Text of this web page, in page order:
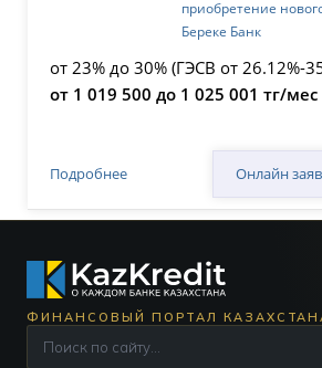
приобретение
Береке Банк
от 23% до 30% (ГЭСВ от 26.12%-
от 1 019 500 до 1 025 001 тг/мес
Подробнее Онлайн
ФИНАНСОВЫЙ ПОРТАЛ